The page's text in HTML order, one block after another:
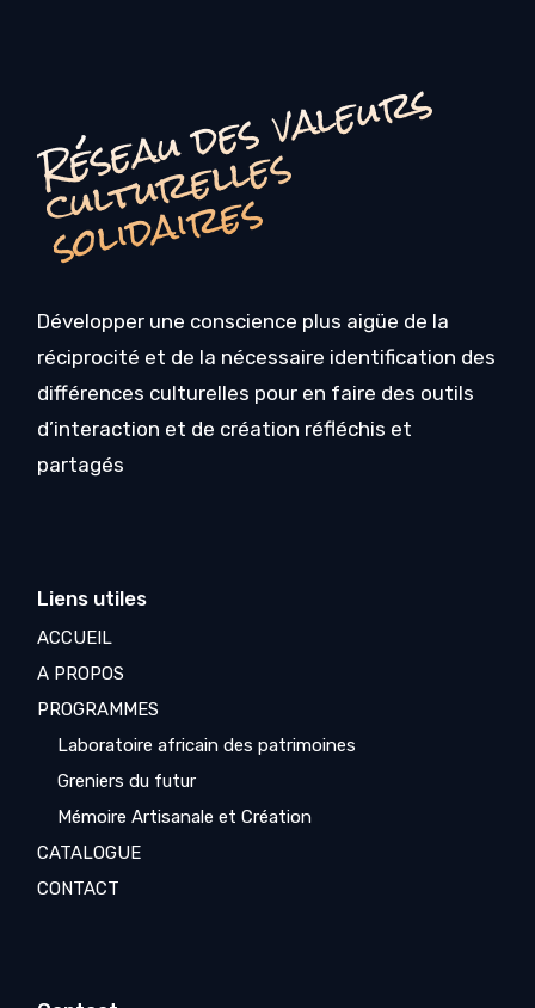
R
é
s
e
a
u
d
e
s
v
a
l
e
u
r
s
c
u
l
t
u
r
e
l
l
e
s
s
o
li
d
ai
r
e
s
Développer une conscience plus aigüe de la
réciprocité et de la nécessaire identification des
différences culturelles pour en faire des outils
d’interaction et de création réfléchis et
partagés
Liens utiles
ACCUEIL
A PROPOS
PROGRAMMES
Laboratoire africain des patrimoines
Greniers du futur
Mémoire Artisanale et Création
CATALOGUE
CONTACT